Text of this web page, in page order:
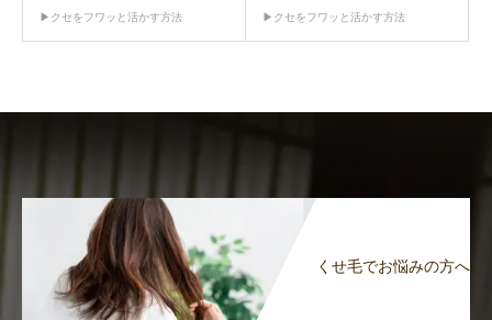
▶︎クセをフワッと活かす方法 ▶︎クセをフワッと活かす方法
くせ毛でお悩みの方へ